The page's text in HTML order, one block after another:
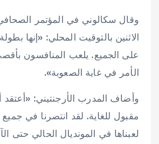
وقال سكالوني في المؤتمر
الاثنين بالتوقيت المحلي: «إنها
على الجميع. يلعب المنافسون
الأمر في غاية الصعوبة».
وأضاف المدرب الأرجنتيني:
لعبناها في المونديال الحالي حتى